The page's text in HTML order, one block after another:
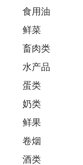
食用油
鲜菜
畜肉类
水产品
蛋类
奶类
鲜果
卷烟
酒类